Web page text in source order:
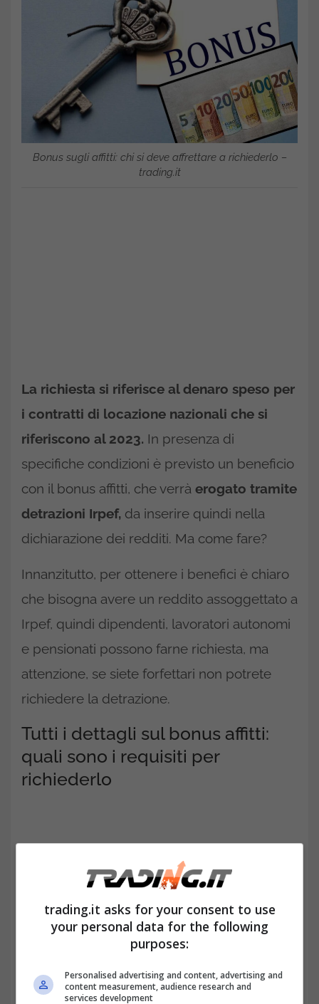
Bonus sugli affitti: chi si deve affrettare a richiederlo –
trading.it
La richiesta si riferisce al denaro speso per
i contratti di locazione nazionali che si
riferiscono al 2023. In presenza di
specifiche condizioni è previsto un beneficio
con il bonus affitti, che verrà erogato tramite
detrazioni Irpef, da inserire quindi nella
dichiarazione dei redditi. Ma come fare?
Innanzitutto, per ottenere i benefici è chiaro
che bisogna avere un reddito assoggettato a
Irpef, quindi dipendenti, lavoratori autonomi
e pensionati possono farne richiesta, ma
attenzione, se siete forfettari non potrete
richiedere la detrazione.
Tutti i dettagli sul bonus affitti:
quali sono i requisiti per
richiederlo
Per richiedere il bonus affitti si deve far
trading.it asks for your consent to use
your personal data for the following
purposes:
Personalised advertising and content, advertising and
content measurement, audience research and
services development